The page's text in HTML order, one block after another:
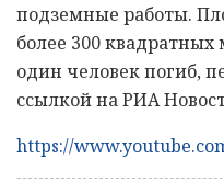
подземные работы.
более 300 квадратных
один человек погиб,
ссылкой на РИА
https://